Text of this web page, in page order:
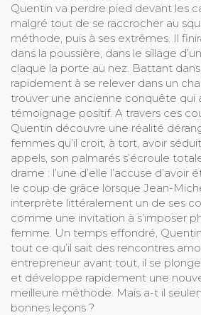
Quentin va perdre pied devant les
malgré tout de se raccrocher au
méthode, puis à ses extrêmes. Il
dans la poussière, dans le sillage
claque la porte au nez. Battant dans
rapidement à se relever dans un
trouver une ancienne conquête qui
témoignage positif. A travers ces
Quentin découvre une réalité
femmes qu’il croit, à tort, avoir
appels, son palmarés s’écroule
drame : l’une d’elle l’accuse d’avoir
le coup de grâce lorsque Jean-
interprète littéralement un de ses
comme une invitation à s’imposer
femme. Un temps effondré,
tout ce qu’il sait des rencontres
entrepreneur avant tout, il se
et développe rapidement une
meilleure méthode. Mais a-t il
bonnes leçons ?